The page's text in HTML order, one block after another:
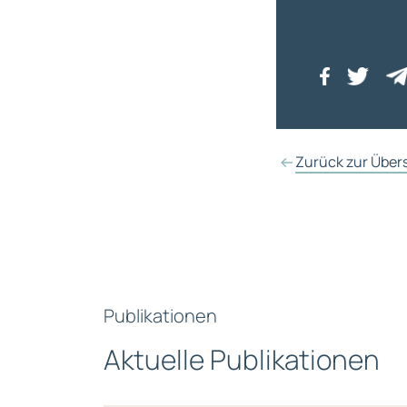
Zurück zur
Publikationen
Aktuelle Publikationen